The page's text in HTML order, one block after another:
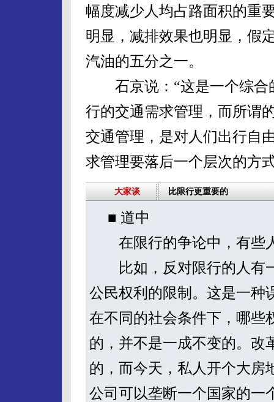
幅度减少人均占路面积的重
明显，减排效果也明显，假
汽油的五分之一。
石京说：“这是一个综合
行的交通需求管理，而所谓
交通管理，是对人们出行自
求管理要落后一个层次的方
大家谈 比限行更重要的
■ 道中
在限行的争论中，有些
比如，反对限行的人有
公民权利的限制。这是一种
在不同的社会条件下，哪些
的，并不是一成不变的。改
的，而今天，私人开个大房
公司可以垄断一个国家的一